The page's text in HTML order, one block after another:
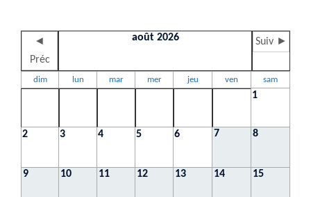
◄
Préc
août 2026 Suiv ►
dim lun mar mer jeu ven sam
1
2 3 4 5 6 7 8
9 10 11 12 13 14 15